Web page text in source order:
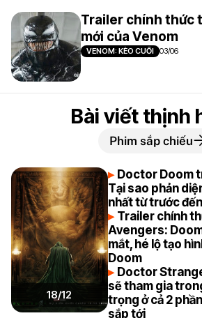
Trailer chính thức
mới của Venom
VENOM: KÈO CUỐI 03/06
Bài viết thịnh
Phim sắp chiếu
18/12
Doctor Doom
Tại sao phản
nhất từ trước
Trailer chính
Avengers:
mắt, hé lộ tạo
Doom
Doctor
sẽ tham gia
trọng ở cả 2
sắp tới